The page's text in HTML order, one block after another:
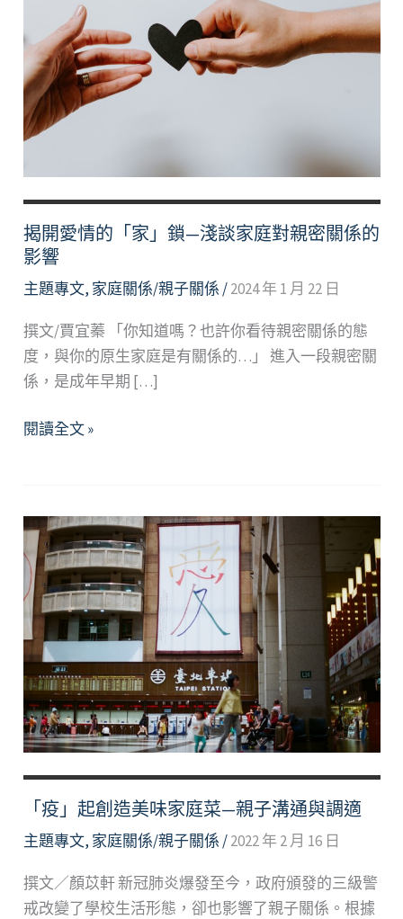
揭開愛情的「家」鎖—淺談家庭對親密關係的
影響
主題專文, 家庭關係/親子關係 /2024 年 1 月 22 日
撰文/賈宜蓁 「你知道嗎？也許你看待親密關係的態
度，與你的原生家庭是有關係的…」 進入一段親密關
係，是成年早期 […]
揭
的
「家」
鎖
—
淺
談
家
庭
對
親
密
關
係
影
響
閱讀全文 »
「疫」起創造美味家庭菜—親子溝通與調適
主題專文, 家庭關係/親子關係 /2022 年 2 月 16 日
撰文／顏苡軒 新冠肺炎爆發至今，政府頒發的三級警
戒改變了學校生活形態，卻也影響了親子關係。根據